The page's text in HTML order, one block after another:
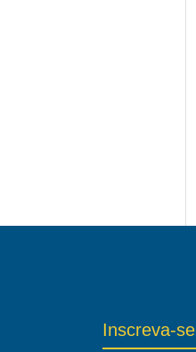
Inscreva-se